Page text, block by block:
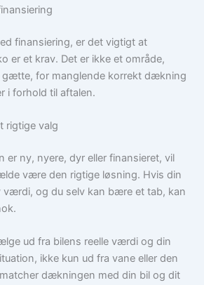
finansiering, er det vigtigt at
er et krav. Det er ikke et område,
gætte, for manglende korrekt dækning
i forhold til aftalen.
rigtige valg
er ny, nyere, dyr eller finansieret, vil
være den rigtige løsning. Hvis din
værdi, og du selv kan bære et tab, kan
ud fra bilens reelle værdi og din
ikke kun ud fra vane eller den
dækningen med din bil og dit